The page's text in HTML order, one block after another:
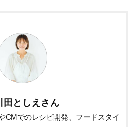
田としえさん
CMでのレシピ開発、フードスタイ